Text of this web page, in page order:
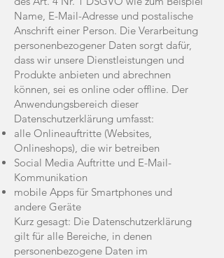
Name, E-Mail-Adresse und postalische
Anschrift einer Person. Die Verarbeitung
personenbezogener Daten sorgt dafür,
dass wir unsere Dienstleistungen und
Produkte anbieten und abrechnen
können, sei es online oder offline. Der
Anwendungsbereich dieser
Datenschutzerklärung umfasst:
alle Onlineauftritte (Websites,
Onlineshops), die wir betreiben
Social Media Auftritte und E-Mail-
Kommunikation
mobile Apps für Smartphones und
andere Geräte
Kurz gesagt: Die Datenschutzerklärung
gilt für alle Bereiche, in denen
personenbezogene Daten im